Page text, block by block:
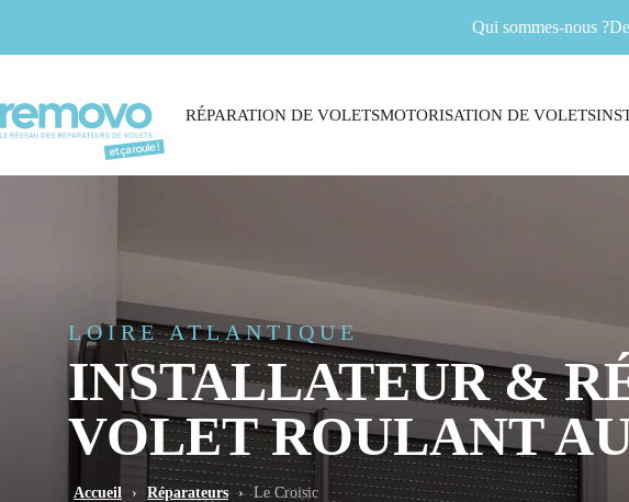
Qui sommes-nous ?
RÉPARATION DE VOLETSMOTORISATION DE VOLETS
LOIRE ATLANTIQUE
INSTALLATEUR &
VOLET ROULANT
Accueil › Réparateurs › Le Croisic